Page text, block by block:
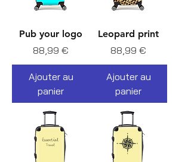
Pub your logo
Prix
88,99 €
Ajouter au
panier
Leopard print
Prix
88,99 €
Ajouter au
panier